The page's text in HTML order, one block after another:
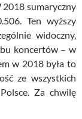
sumaryczny
Ten wyższy
widoczny,
koncertów – w
w 2018 była to
ze wszystkich
Za chwilę